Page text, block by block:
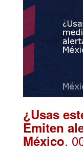
¿Usas
Emiten
México.